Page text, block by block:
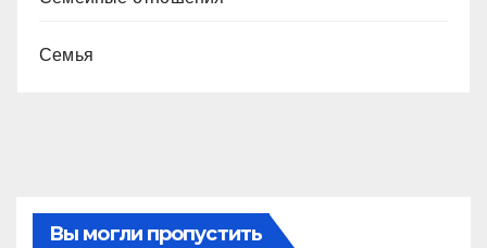
Семья
Вы могли пропустить